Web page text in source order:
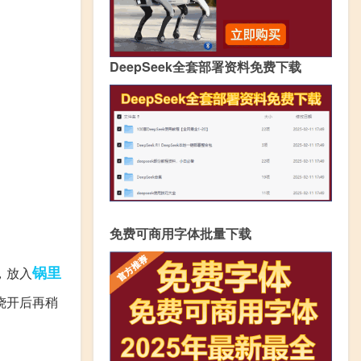
放入锅里
开后再稍
DeepSeek全套部署资料免费下载
免费可商用字体批量下载